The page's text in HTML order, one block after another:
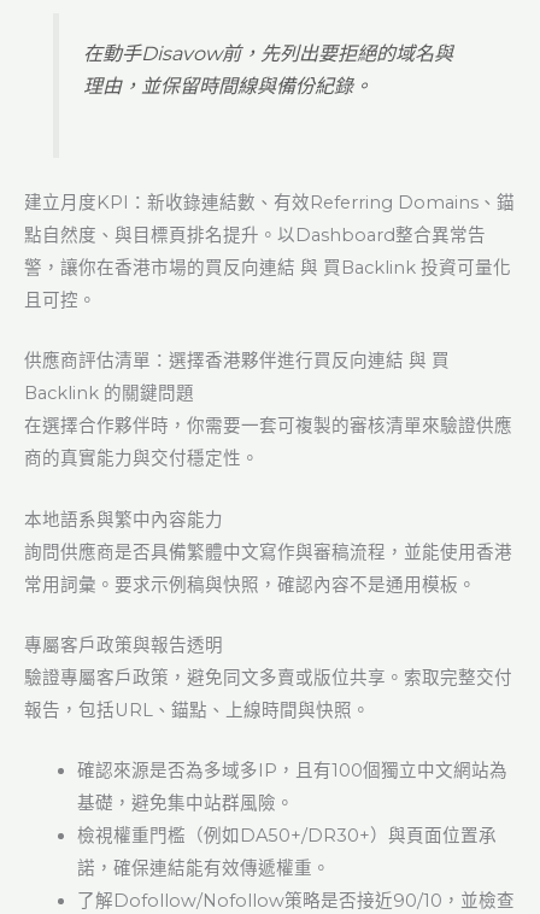
在動手Disavow前，先列出要拒絕的域名與
理由，並保留時間線與備份紀錄。
建立月度KPI：新收錄連結數、有效Referring Domains、錨
點自然度、與目標頁排名提升。以Dashboard整合異常告
警，讓你在香港市場的買反向連結 與 買Backlink 投資可量化
且可控。
供應商評估清單：選擇香港夥伴進行買反向連結 與 買
Backlink 的關鍵問題
在選擇合作夥伴時，你需要一套可複製的審核清單來驗證供應
商的真實能力與交付穩定性。
本地語系與繁中內容能力
詢問供應商是否具備繁體中文寫作與審稿流程，並能使用香港
常用詞彙。要求示例稿與快照，確認內容不是通用模板。
專屬客戶政策與報告透明
驗證專屬客戶政策，避免同文多賣或版位共享。索取完整交付
報告，包括URL、錨點、上線時間與快照。
確認來源是否為多域多IP，且有100個獨立中文網站為
基礎，避免集中站群風險。
檢視權重門檻（例如DA50+/DR30+）與頁面位置承
諾，確保連結能有效傳遞權重。
了解Dofollow/Nofollow策略是否接近90/10，並檢查